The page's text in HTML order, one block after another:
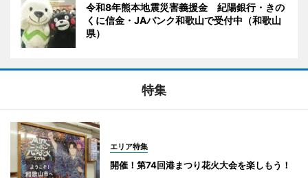
令和8年熊本地震災害義援金 紀陽銀行・きの
くに信金・JAバンク和歌山で受付中（和歌山
県）
特集
エリア特集
開催！第74回港まつり花火大会を楽しもう！